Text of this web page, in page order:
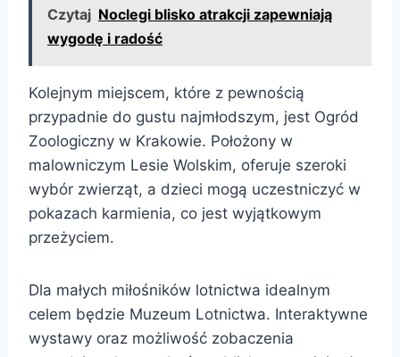
Czytaj Noclegi blisko atrakcji zapewniają
wygodę i radość
Kolejnym miejscem, które z pewnością
przypadnie do gustu najmłodszym, jest Ogród
Zoologiczny w Krakowie. Położony w
malowniczym Lesie Wolskim, oferuje szeroki
wybór zwierząt, a dzieci mogą uczestniczyć w
pokazach karmienia, co jest wyjątkowym
przeżyciem.
Dla małych miłośników lotnictwa idealnym
celem będzie Muzeum Lotnictwa. Interaktywne
wystawy oraz możliwość zobaczenia